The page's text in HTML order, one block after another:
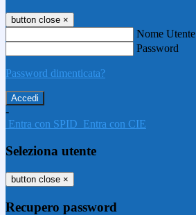
button close ×
Nome Utente
Password
Password dimenticata?
-
Entra con SPID Entra con CIE
Seleziona utente
button close ×
Recupero password